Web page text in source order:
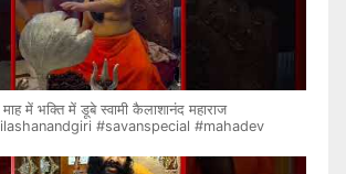
में भक्ति में डूबे स्वामी कैलाशानंद महाराज
#savanspecial #mahadev